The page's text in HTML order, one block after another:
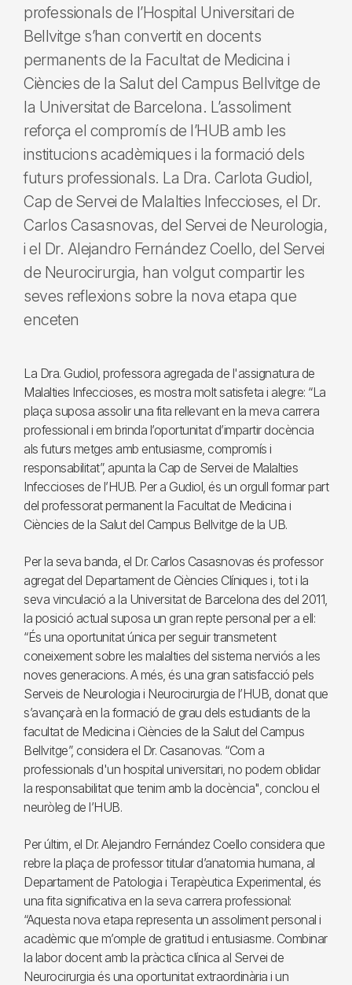
professionals de l’Hospital Universitari de
Bellvitge s’han convertit en docents
permanents de la Facultat de Medicina i
Ciències de la Salut del Campus Bellvitge de
la Universitat de Barcelona. L’assoliment
reforça el compromís de l’HUB amb les
institucions acadèmiques i la formació dels
futurs professionals. La Dra. Carlota Gudiol,
Cap de Servei de Malalties Infeccioses, el Dr.
Carlos Casasnovas, del Servei de Neurologia,
i el Dr. Alejandro Fernández Coello, del Servei
de Neurocirurgia, han volgut compartir les
seves reflexions sobre la nova etapa que
enceten
La Dra. Gudiol, professora agregada de l'assignatura de
Malalties Infeccioses, es mostra molt satisfeta i alegre: “La
plaça suposa assolir una fita rellevant en la meva carrera
professional i em brinda l’oportunitat d’impartir docència
als futurs metges amb entusiasme, compromís i
responsabilitat”, apunta la Cap de Servei de Malalties
Infeccioses de l’HUB. Per a Gudiol, és un orgull formar part
del professorat permanent la Facultat de Medicina i
Ciències de la Salut del Campus Bellvitge de la UB.
Per la seva banda, el Dr. Carlos Casasnovas és professor
agregat del Departament de Ciències Clíniques i, tot i la
seva vinculació a la Universitat de Barcelona des del 2011,
la posició actual suposa un gran repte personal per a ell:
“És una oportunitat única per seguir transmetent
coneixement sobre les malalties del sistema nerviós a les
noves generacions. A més, és una gran satisfacció pels
Serveis de Neurologia i Neurocirurgia de l’HUB, donat que
s’avançarà en la formació de grau dels estudiants de la
facultat de Medicina i Ciències de la Salut del Campus
Bellvitge”, considera el Dr. Casanovas. “Com a
professionals d'un hospital universitari, no podem oblidar
la responsabilitat que tenim amb la docència", conclou el
neuròleg de l’HUB.
Per últim, el Dr. Alejandro Fernández Coello considera que
rebre la plaça de professor titular d’anatomia humana, al
Departament de Patologia i Terapèutica Experimental, és
una fita significativa en la seva carrera professional:
“Aquesta nova etapa representa un assoliment personal i
acadèmic que m’omple de gratitud i entusiasme. Combinar
la labor docent amb la pràctica clínica al Servei de
Neurocirurgia és una oportunitat extraordinària i un